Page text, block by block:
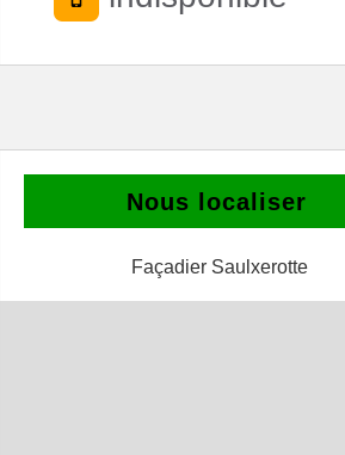
Nous localiser
Façadier Saulxerotte